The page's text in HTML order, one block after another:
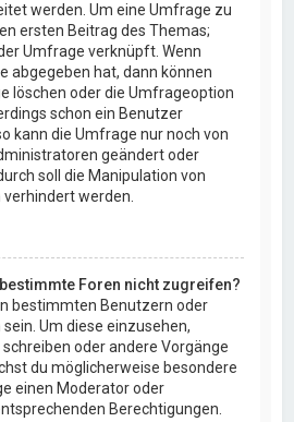
werden. Um eine Umfrage zu
ersten Beitrag des Themas;
Umfrage verknüpft. Wenn
abgegeben hat, dann können
löschen oder die Umfrageoption
schon ein Benutzer
kann die Umfrage nur noch von
geändert oder
soll die Manipulation von
werden.
Foren nicht zugreifen?
bestimmten Benutzern oder
Um diese einzusehen,
oder andere Vorgänge
du möglicherweise besondere
einen Moderator oder
Berechtigungen.